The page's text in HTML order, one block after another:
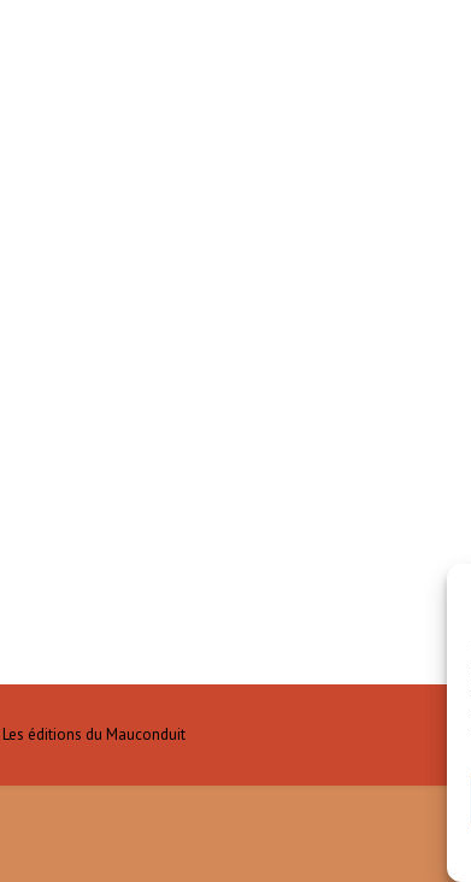
Les éditions du Mauconduit